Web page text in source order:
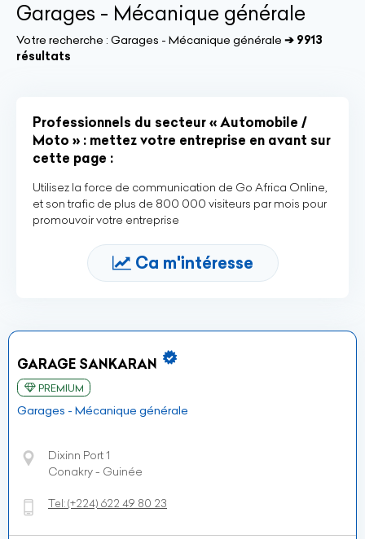
Garages - Mécanique générale
Votre recherche : Garages - Mécanique générale ➔ 9913
résultats
Professionnels du secteur « Automobile /
Moto » : mettez votre entreprise en avant sur
cette page :
Utilisez la force de communication de Go Africa Online,
et son trafic de plus de 800 000 visiteurs par mois pour
promouvoir votre entreprise
Ca m'intéresse
GARAGE SANKARAN
PREMIUM
Garages - Mécanique générale
Dixinn Port 1
Conakry - Guinée
Tel:(+224) 622 49 80 23